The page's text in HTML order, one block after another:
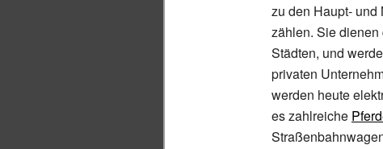
zu den Haupt-
zählen. Sie
Städten, und
privaten
werden heute
es zahlreiche